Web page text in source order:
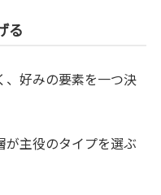
る
、好みの要素を一つ決
が主役のタイプを選ぶ